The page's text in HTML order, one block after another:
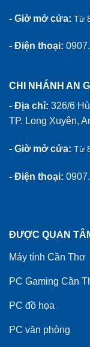
- Giờ mở cửa: Từ
- Điện thoại:
CHI NHÁNH AN
- Địa chỉ: 326/6
TP. Long Xuyên,
- Giờ mở cửa: Từ
- Điện thoại:
ĐƯỢC QUAN
Máy tính Cần Thơ
PC Gaming Cần
PC đồ họa
PC văn phòng